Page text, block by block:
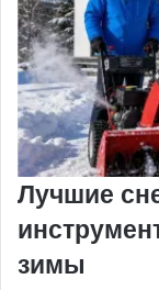
Лучшие
зимы